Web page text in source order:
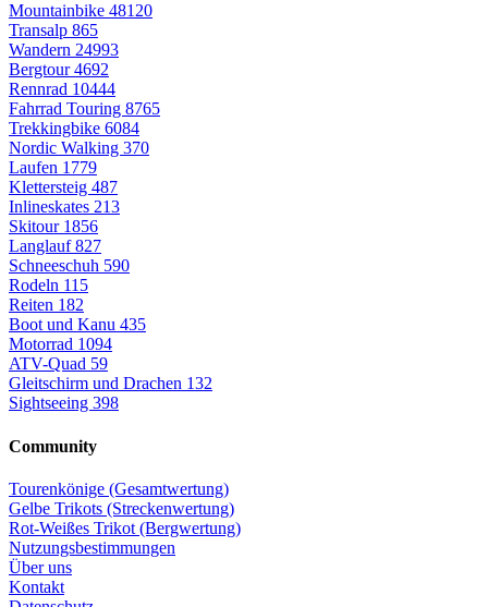
Mountainbike 48120
Transalp 865
Wandern 24993
Bergtour4692
Rennrad 10444
Fahrrad Touring 8765
Trekkingbike 6084
Nordic Walking 370
Laufen 1779
Klettersteig 487
Inlineskates 213
Skitour 1856
Langlauf827
Schneeschuh 590
Rodeln 115
Reiten 182
Boot und Kanu 435
Motorrad 1094
ATV-Quad 59
Gleitschirm und Drachen 132
Sightseeing 398
Community
Tourenkönige (Gesamtwertung)
Gelbe Trikots (Streckenwertung)
Rot-Weißes Trikot (Bergwertung)
Nutzungsbestimmungen
Über uns
Kontakt